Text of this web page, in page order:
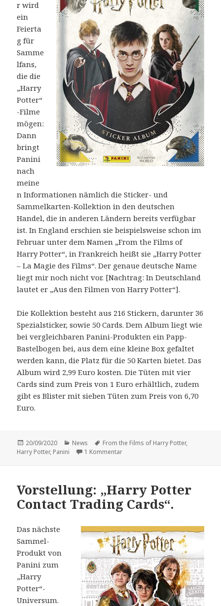
r wird
ein
Feierta
g für
Samme
lfans,
die die
„Harry
Potter“
-Filme
mögen:
Dann
bringt
Panini
nach
meine
n Informationen nämlich die Sticker- und
Sammelkarten-Kollektion in den deutschen
Handel, die in anderen Ländern bereits verfügbar
ist. In England erschien sie beispielsweise schon im
Februar unter dem Namen „From the Films of
Harry Potter“, in Frankreich heißt sie „Harry Potter
– La Magie des Films“. Der genaue deutsche Name
liegt mir noch nicht vor. [Nachtrag: In Deutschland
lautet er „Aus den Filmen von Harry Potter“].
Die Kollektion besteht aus 216 Stickern, darunter 36
Spezialsticker, sowie 50 Cards. Dem Album liegt wie
bei vergleichbaren Panini-Produkten ein Papp-
Bastelbogen bei, aus dem eine kleine Box gefaltet
werden kann, die Platz für die 50 Karten bietet. Das
Album wird 2,99 Euro kosten. Die Tüten mit vier
Cards sind zum Preis von 1 Euro erhältlich, zudem
gibt es Blister mit sieben Tüten zum Preis von 6,70
Euro.
Veröffentlicht
am
20/09/2020 Kategorien
News Schlagwörter
From the Films of Harry Potter,
Harry Potter, Panini 1 Kommentarzu Endlich auch in Deutschland:
Vorstellung: „Harry Potter
Contact Trading Cards“.
Das nächste
Sammel-
Produkt von
Panini zum
„Harry
Potter“-
Universum.